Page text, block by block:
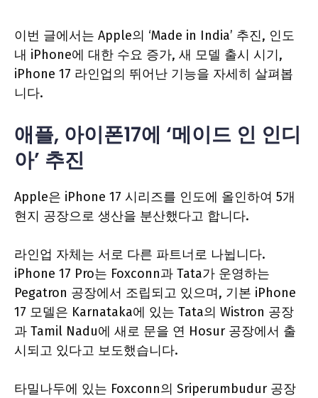
이번 글에서는 Apple의 ‘Made in India’ 추진, 인도
내 iPhone에 대한 수요 증가, 새 모델 출시 시기,
iPhone 17 라인업의 뛰어난 기능을 자세히 살펴봅
니다.
애플, 아이폰17에 ‘메이드 인 인디
아’ 추진
Apple은 iPhone 17 시리즈를 인도에 올인하여 5개
현지 공장으로 생산을 분산했다고 합니다.
라인업 자체는 서로 다른 파트너로 나뉩니다.
iPhone 17 Pro는 Foxconn과 Tata가 운영하는
Pegatron 공장에서 조립되고 있으며, 기본 iPhone
17 모델은 Karnataka에 있는 Tata의 Wistron 공장
과 Tamil Nadu에 새로 문을 연 Hosur 공장에서 출
시되고 있다고 보도했습니다.
타밀나두에 있는 Foxconn의 Sriperumbudur 공장